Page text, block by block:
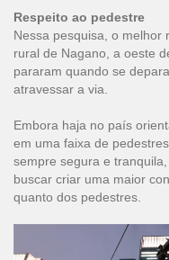
Respeito ao pedestre
Nessa pesquisa, o melhor
rural de Nagano, a oeste
pararam quando se
atravessar a via.
Embora haja no país
em uma faixa de
sempre segura e
buscar criar uma maior
quanto dos pedestres.